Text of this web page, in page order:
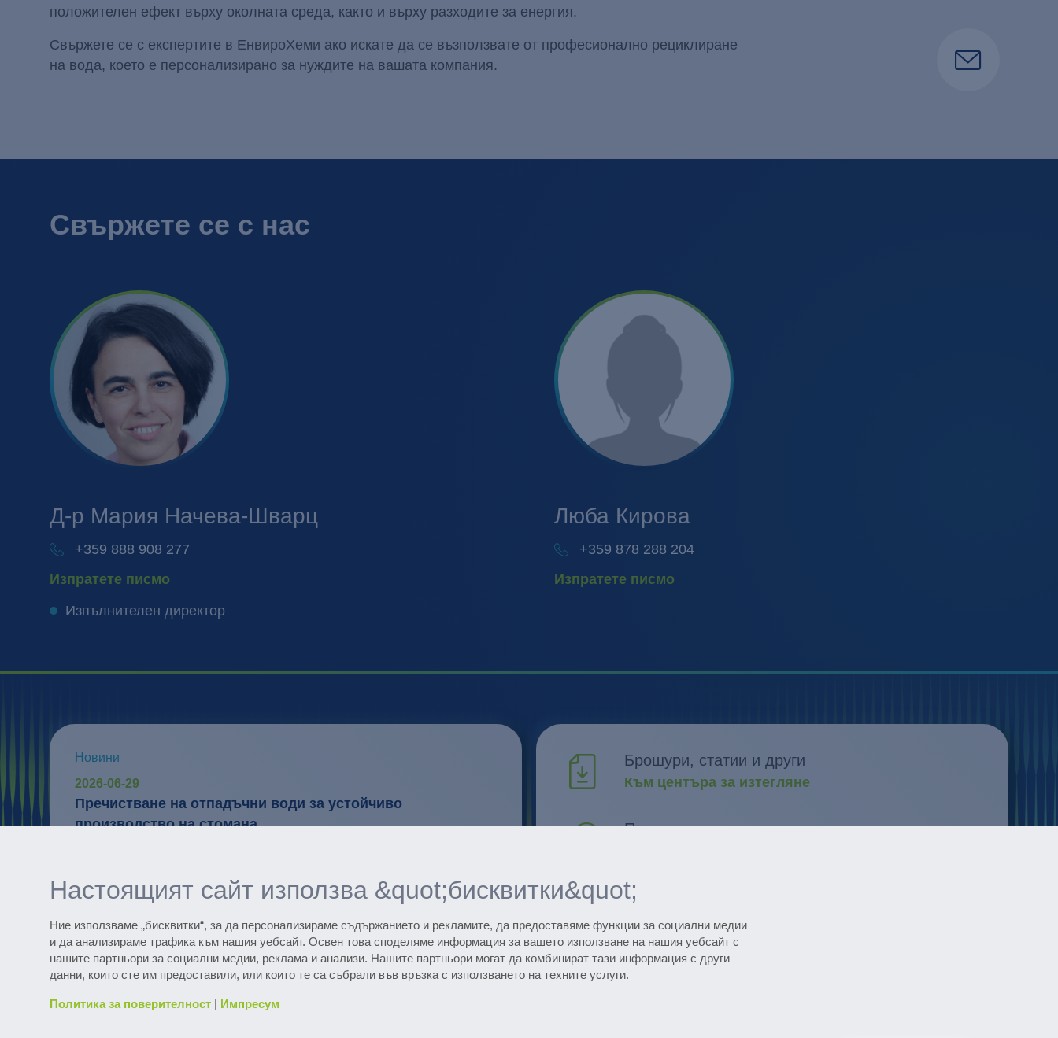
Настоящият сайт използва &quot;бисквитки&quot;
Ние използваме „бисквитки“, за да персонализираме съдържанието и рекламите, да предоставяме функции за социални медии
и да анализираме трафика към нашия уебсайт. Освен това споделяме информация за вашето използване на нашия уебсайт с
нашите партньори за социални медии, реклама и анализи. Нашите партньори могат да комбинират тази информация с други
данни, които сте им предоставили, или които те са събрали във връзка с използването на техните услуги.
Политика за поверителност | Импресум
положителен ефект върху околната среда, както и върху разходите за енергия.
Свържете се с експертите в ЕнвироХеми ако искате да се възползвате от професионално рециклиране
на вода, което е персонализирано за нуждите на вашата компания.
Свържете се с нас
Д-р Мария Начева-Шварц
+359 888 908 277
Изпратете писмо
Изпълнителен директор
Люба Кирова
+359 878 288 204
Изпратете писмо
Новини
2026-06-29
Пречистване на отпадъчни води за устойчиво
производство на стомана
операции в експлоатацията на станцията и предоставя
Открийте множество референтни проекти
Брошури, статии и други
Към центъра за изтегляне
Проучване и развитие
Всички събития
Subscribe to the pharmaceutical newsletter